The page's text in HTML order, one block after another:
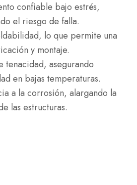
confiable bajo estrés,
el riesgo de falla.
lo que permite una
y montaje.
tenacidad, asegurando
en bajas temperaturas.
a la corrosión, alargando la
las estructuras.